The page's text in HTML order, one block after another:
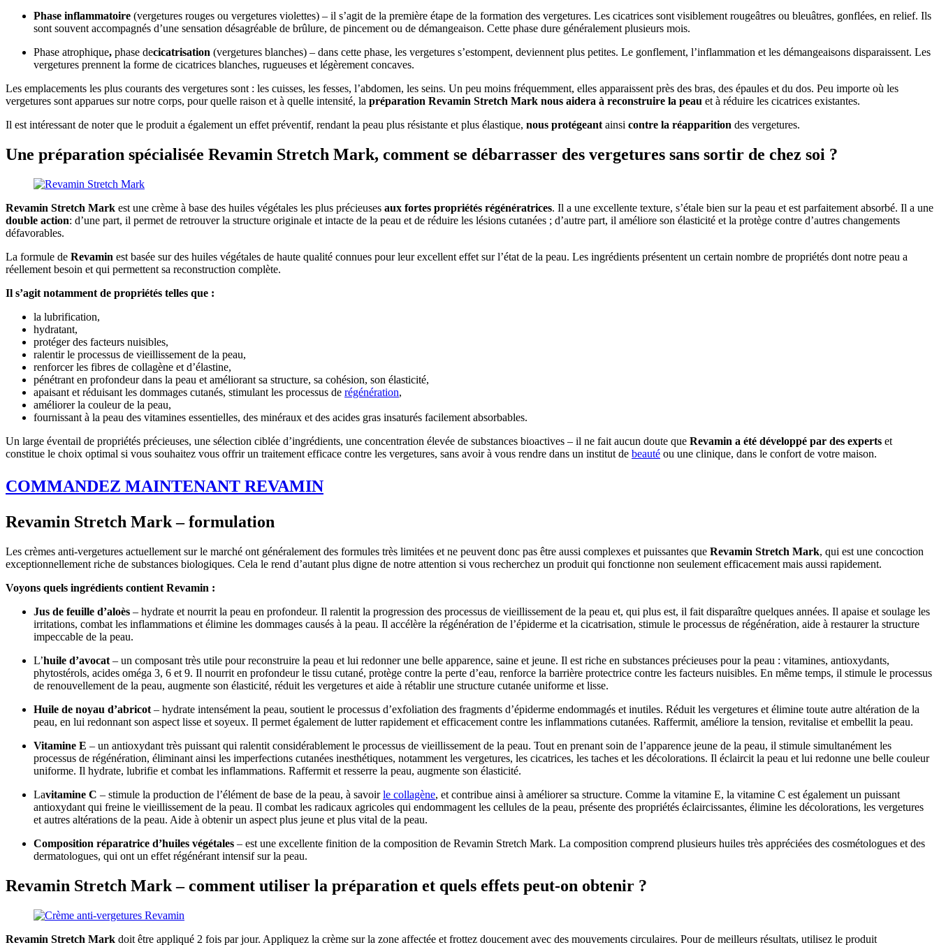
Phase inflammatoire (vergetures rouges ou vergetures violettes) – il s’agit de la première étape de la formation des vergetures. Les cicatrices sont visiblement rougeâtres ou bleuâtres, gonflées, en relief. Ils
sont souvent accompagnés d’une sensation désagréable de brûlure, de pincement ou de démangeaison. Cette phase dure généralement plusieurs mois.
Phase atrophique, phase decicatrisation (vergetures blanches) – dans cette phase, les vergetures s’estompent, deviennent plus petites. Le gonflement, l’inflammation et les démangeaisons disparaissent. Les
vergetures prennent la forme de cicatrices blanches, rugueuses et légèrement concaves.
Les emplacements les plus courants des vergetures sont : les cuisses, les fesses, l’abdomen, les seins. Un peu moins fréquemment, elles apparaissent près des bras, des épaules et du dos. Peu importe où les
vergetures sont apparues sur notre corps, pour quelle raison et à quelle intensité, la préparation Revamin Stretch Mark nous aidera à reconstruire la peau et à réduire les cicatrices existantes.
Il est intéressant de noter que le produit a également un effet préventif, rendant la peau plus résistante et plus élastique, nous protégeant ainsi contre la réapparition des vergetures.
Une préparation spécialisée Revamin Stretch Mark, comment se débarrasser des vergetures sans sortir de chez soi ?
Revamin Stretch Mark est une crème à base des huiles végétales les plus précieuses aux fortes propriétés régénératrices. Il a une excellente texture, s’étale bien sur la peau et est parfaitement absorbé. Il a une
double action: d’une part, il permet de retrouver la structure originale et intacte de la peau et de réduire les lésions cutanées ; d’autre part, il améliore son élasticité et la protège contre d’autres changements
défavorables.
La formule de Revamin est basée sur des huiles végétales de haute qualité connues pour leur excellent effet sur l’état de la peau. Les ingrédients présentent un certain nombre de propriétés dont notre peau a
réellement besoin et qui permettent sa reconstruction complète.
Il s’agit notamment de propriétés telles que :
la lubrification,
hydratant,
protéger des facteurs nuisibles,
ralentir le processus de vieillissement de la peau,
renforcer les fibres de collagène et d’élastine,
pénétrant en profondeur dans la peau et améliorant sa structure, sa cohésion, son élasticité,
apaisant et réduisant les dommages cutanés, stimulant les processus de régénération,
améliorer la couleur de la peau,
fournissant à la peau des vitamines essentielles, des minéraux et des acides gras insaturés facilement absorbables.
Un large éventail de propriétés précieuses, une sélection ciblée d’ingrédients, une concentration élevée de substances bioactives – il ne fait aucun doute que Revamin a été développé par des experts et
constitue le choix optimal si vous souhaitez vous offrir un traitement efficace contre les vergetures, sans avoir à vous rendre dans un institut de beauté ou une clinique, dans le confort de votre maison.
COMMANDEZ MAINTENANT REVAMIN
Revamin Stretch Mark – formulation
Les crèmes anti-vergetures actuellement sur le marché ont généralement des formules très limitées et ne peuvent donc pas être aussi complexes et puissantes que Revamin Stretch Mark, qui est une concoction
exceptionnellement riche de substances biologiques. Cela le rend d’autant plus digne de notre attention si vous recherchez un produit qui fonctionne non seulement efficacement mais aussi rapidement.
Voyons quels ingrédients contient Revamin :
Jus de feuille d’aloès – hydrate et nourrit la peau en profondeur. Il ralentit la progression des processus de vieillissement de la peau et, qui plus est, il fait disparaître quelques années. Il apaise et soulage les
irritations, combat les inflammations et élimine les dommages causés à la peau. Il accélère la régénération de l’épiderme et la cicatrisation, stimule le processus de régénération, aide à restaurer la structure
impeccable de la peau.
L’huile d’avocat – un composant très utile pour reconstruire la peau et lui redonner une belle apparence, saine et jeune. Il est riche en substances précieuses pour la peau : vitamines, antioxydants,
phytostérols, acides oméga 3, 6 et 9. Il nourrit en profondeur le tissu cutané, protège contre la perte d’eau, renforce la barrière protectrice contre les facteurs nuisibles. En même temps, il stimule le processus
de renouvellement de la peau, augmente son élasticité, réduit les vergetures et aide à rétablir une structure cutanée uniforme et lisse.
Huile de noyau d’abricot – hydrate intensément la peau, soutient le processus d’exfoliation des fragments d’épiderme endommagés et inutiles. Réduit les vergetures et élimine toute autre altération de la
peau, en lui redonnant son aspect lisse et soyeux. Il permet également de lutter rapidement et efficacement contre les inflammations cutanées. Raffermit, améliore la tension, revitalise et embellit la peau.
Vitamine E – un antioxydant très puissant qui ralentit considérablement le processus de vieillissement de la peau. Tout en prenant soin de l’apparence jeune de la peau, il stimule simultanément les
processus de régénération, éliminant ainsi les imperfections cutanées inesthétiques, notamment les vergetures, les cicatrices, les taches et les décolorations. Il éclaircit la peau et lui redonne une belle couleur
uniforme. Il hydrate, lubrifie et combat les inflammations. Raffermit et resserre la peau, augmente son élasticité.
Lavitamine C – stimule la production de l’élément de base de la peau, à savoirle collagène, et contribue ainsi à améliorer sa structure. Comme la vitamine E, la vitamine C est également un puissant
antioxydant qui freine le vieillissement de la peau. Il combat les radicaux agricoles qui endommagent les cellules de la peau, présente des propriétés éclaircissantes, élimine les décolorations, les vergetures
et autres altérations de la peau. Aide à obtenir un aspect plus jeune et plus vital de la peau.
Composition réparatrice d’huiles végétales – est une excellente finition de la composition de Revamin Stretch Mark. La composition comprend plusieurs huiles très appréciées des cosmétologues et des
dermatologues, qui ont un effet régénérant intensif sur la peau.
Revamin Stretch Mark – comment utiliser la préparation et quels effets peut-on obtenir ?
Revamin Stretch Mark doit être appliqué 2 fois par jour. Appliquez la crème sur la zone affectée et frottez doucement avec des mouvements circulaires. Pour de meilleurs résultats, utilisez le produit